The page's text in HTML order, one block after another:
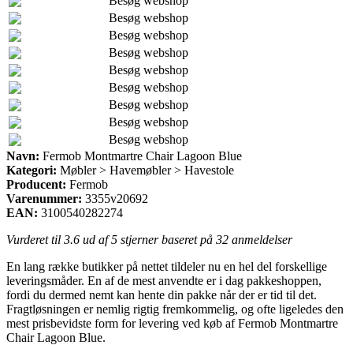
Besøg webshop
Besøg webshop
Besøg webshop
Besøg webshop
Besøg webshop
Besøg webshop
Besøg webshop
Besøg webshop
Navn: Fermob Montmartre Chair Lagoon Blue
Kategori: Møbler > Havemøbler > Havestole
Producent: Fermob
Varenummer: 3355v20692
EAN: 3100540282274
Vurderet til 3.6 ud af 5 stjerner baseret på 32 anmeldelser
En lang række butikker på nettet tildeler nu en hel del forskellige
leveringsmåder. En af de mest anvendte er i dag pakkeshoppen,
fordi du dermed nemt kan hente din pakke når der er tid til det.
Fragtløsningen er nemlig rigtig fremkommelig, og ofte ligeledes den
mest prisbevidste form for levering ved køb af Fermob Montmartre
Chair Lagoon Blue.